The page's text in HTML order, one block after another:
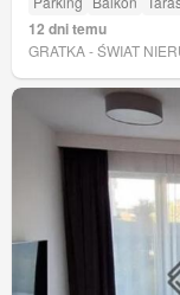
12 dni temu
GRATKA - ŚWIAT